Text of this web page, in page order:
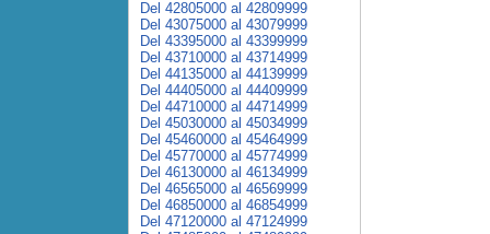
Del 42805000 al 42809999
Del 43075000 al 43079999
Del 43395000 al 43399999
Del 43710000 al 43714999
Del 44135000 al 44139999
Del 44405000 al 44409999
Del 44710000 al 44714999
Del 45030000 al 45034999
Del 45460000 al 45464999
Del 45770000 al 45774999
Del 46130000 al 46134999
Del 46565000 al 46569999
Del 46850000 al 46854999
Del 47120000 al 47124999